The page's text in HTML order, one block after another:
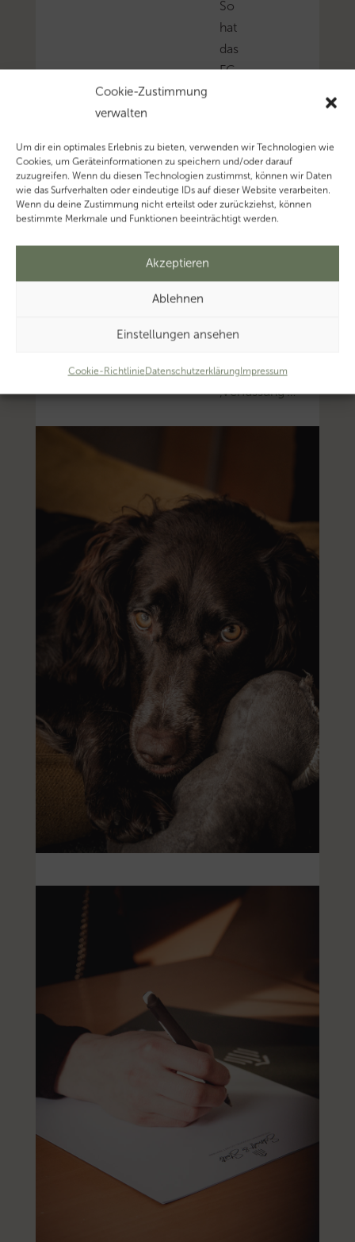
Cookie-Zustimmung
verwalten
Um dir ein optimales Erlebnis zu bieten, verwenden wir Technologien wie
Cookies, um Geräteinformationen zu speichern und/oder darauf
zuzugreifen. Wenn du diesen Technologien zustimmst, können wir Daten
wie das Surfverhalten oder eindeutige IDs auf dieser Website verarbeiten.
Wenn du deine Zustimmung nicht erteilst oder zurückziehst, können
bestimmte Merkmale und Funktionen beeinträchtigt werden.
Akzeptieren
Ablehnen
Einstellungen ansehen
Cookie-RichtlinieDatenschutzerklärungImpressum
So
hat
das
FG
Mehr
zum
Thema
Mehr
Thema
Mehr
Thema
‚Verfassung’…